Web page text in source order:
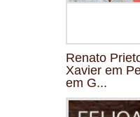
Renato
Xavier em
em G...